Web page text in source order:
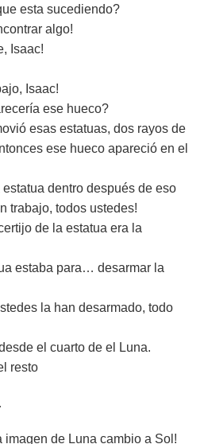
esta sucediendo?
algo!
Isaac!
Isaac!
ese hueco?
esas estatuas, dos rayos de
ese hueco apareció en el
dentro después de eso
trabajo, todos ustedes!
de la estatua era la
estaba para… desarmar la
la han desarmado, todo
el cuarto de el Luna.
resto
imagen de Luna cambio a Sol!